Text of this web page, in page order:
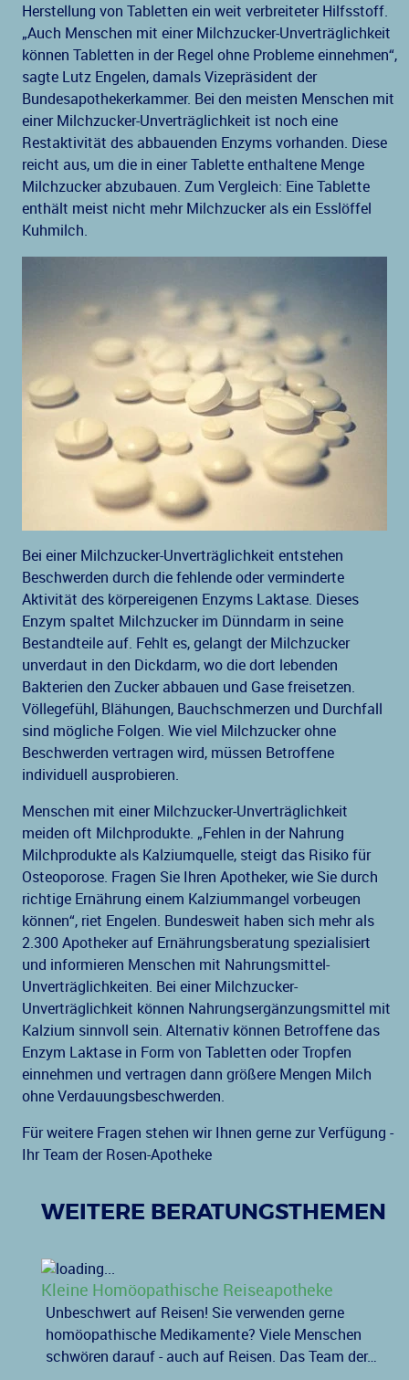
Herstellung von Tabletten ein weit verbreiteter Hilfsstoff.
„Auch Menschen mit einer Milchzucker-Unverträglichkeit
können Tabletten in der Regel ohne Probleme einnehmen“,
sagte Lutz Engelen, damals Vizepräsident der
Bundesapothekerkammer. Bei den meisten Menschen mit
einer Milchzucker-Unverträglichkeit ist noch eine
Restaktivität des abbauenden Enzyms vorhanden. Diese
reicht aus, um die in einer Tablette enthaltene Menge
Milchzucker abzubauen. Zum Vergleich: Eine Tablette
enthält meist nicht mehr Milchzucker als ein Esslöffel
Kuhmilch.
Bei einer Milchzucker-Unverträglichkeit entstehen
Beschwerden durch die fehlende oder verminderte
Aktivität des körpereigenen Enzyms Laktase. Dieses
Enzym spaltet Milchzucker im Dünndarm in seine
Bestandteile auf. Fehlt es, gelangt der Milchzucker
unverdaut in den Dickdarm, wo die dort lebenden
Bakterien den Zucker abbauen und Gase freisetzen.
Völlegefühl, Blähungen, Bauchschmerzen und Durchfall
sind mögliche Folgen. Wie viel Milchzucker ohne
Beschwerden vertragen wird, müssen Betroffene
individuell ausprobieren.
Menschen mit einer Milchzucker-Unverträglichkeit
meiden oft Milchprodukte. „Fehlen in der Nahrung
Milchprodukte als Kalziumquelle, steigt das Risiko für
Osteoporose. Fragen Sie Ihren Apotheker, wie Sie durch
richtige Ernährung einem Kalziummangel vorbeugen
können“, riet Engelen. Bundesweit haben sich mehr als
2.300 Apotheker auf Ernährungsberatung spezialisiert
und informieren Menschen mit Nahrungsmittel-
Unverträglichkeiten. Bei einer Milchzucker-
Unverträglichkeit können Nahrungsergänzungsmittel mit
Kalzium sinnvoll sein. Alternativ können Betroffene das
Enzym Laktase in Form von Tabletten oder Tropfen
einnehmen und vertragen dann größere Mengen Milch
ohne Verdauungsbeschwerden.
Für weitere Fragen stehen wir Ihnen gerne zur Verfügung -
Ihr Team der Rosen-Apotheke
WEITERE BERATUNGSTHEMEN
Kleine Homöopathische Reiseapotheke
Unbeschwert auf Reisen! Sie verwenden gerne
homöopathische Medikamente? Viele Menschen
schwören darauf - auch auf Reisen. Das Team der…